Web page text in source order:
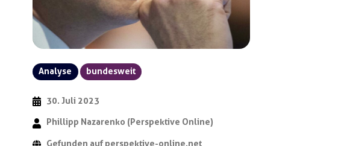
Analyse bundesweit
30. Juli 2023
Phillipp Nazarenko (Perspektive Online)
Gefunden auf perspektive-online.net